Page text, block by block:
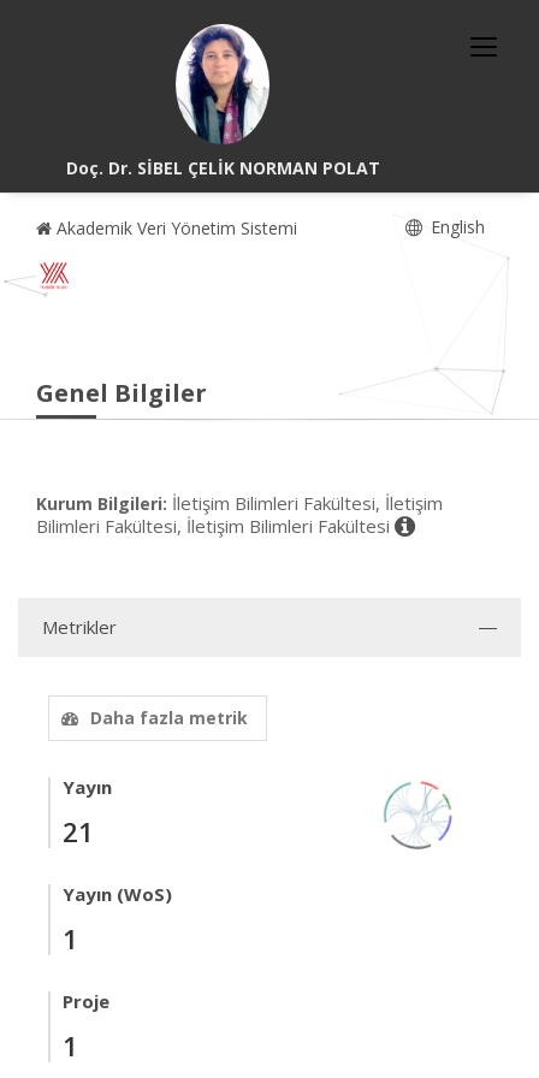
Doç. Dr. SİBEL ÇELİK NORMAN POLAT
Akademik Veri Yönetim Sistemi English
Genel Bilgiler
Kurum Bilgileri: İletişim Bilimleri Fakültesi, İletişim
Bilimleri Fakültesi, İletişim Bilimleri Fakültesi
Metrikler
Daha fazla metrik
Yayın
21
Yayın (WoS)
1
Proje
1